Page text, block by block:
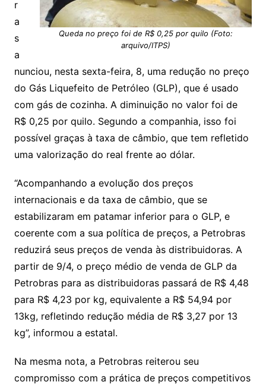
Queda no preço foi de R$ 0,25 por quilo (Foto:
arquivo/ITPS)
r
a
s
a
nunciou, nesta sexta-feira, 8, uma redução no preço
do Gás Liquefeito de Petróleo (GLP), que é usado
com gás de cozinha. A diminuição no valor foi de
R$ 0,25 por quilo. Segundo a companhia, isso foi
possível graças à taxa de câmbio, que tem refletido
uma valorização do real frente ao dólar.
“Acompanhando a evolução dos preços
internacionais e da taxa de câmbio, que se
estabilizaram em patamar inferior para o GLP, e
coerente com a sua política de preços, a Petrobras
reduzirá seus preços de venda às distribuidoras. A
partir de 9/4, o preço médio de venda de GLP da
Petrobras para as distribuidoras passará de R$ 4,48
para R$ 4,23 por kg, equivalente a R$ 54,94 por
13kg, refletindo redução média de R$ 3,27 por 13
kg”, informou a estatal.
Na mesma nota, a Petrobras reiterou seu
compromisso com a prática de preços competitivos